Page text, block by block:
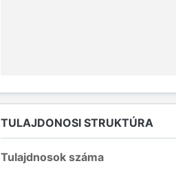
TULAJDONOSI STRUKTÚRA
Tulajdnosok száma